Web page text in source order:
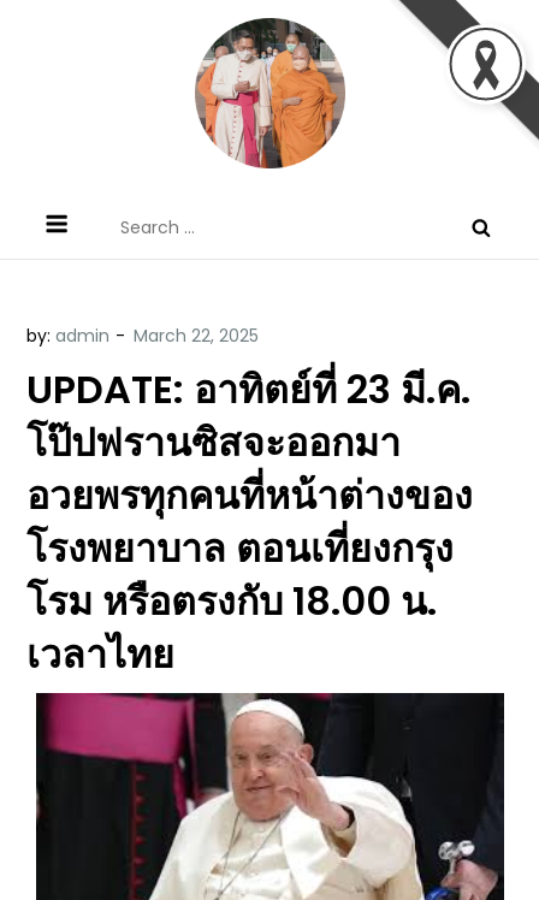
ประทานพระพรแก่พวกท่านท้งหลายเทอญ
for:
by:admin
UPDATE: อาทิตย์ที่ 23 มี.ค.
โป๊ปฟรานซิสจะออกมา
อวยพรทุกคนที่หน้าต่างของ
โรงพยาบาล ตอนเที่ยงกรุง
โรม หรือตรงกับ 18.00 น.
เวลาไทย